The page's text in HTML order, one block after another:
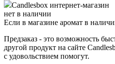
Candlesbox интернет-магазин
нет в наличии
Если в магазине аромат в
Предзаказ - это возможность
другой продукт на сайте
с удовольствием помогут.